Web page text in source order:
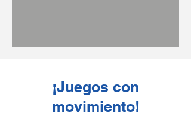
¡Juegos con
movimiento!